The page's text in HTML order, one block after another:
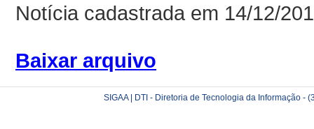
Notícia cadastrada em 14/12/
Baixar arquivo
SIGAA | DTI - Diretoria de Tecnologia da Informação